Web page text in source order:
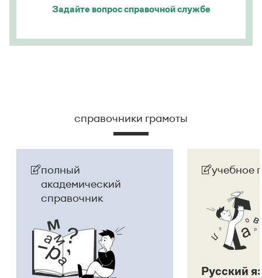
Задайте вопроссправочной службе
справочники грамоты
полный
академический
справочник
учебное
Русский